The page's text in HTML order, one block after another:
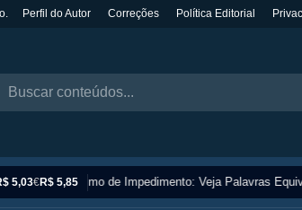
Perfil do Autor Correções Política Editorial
5,03€R$ 5,85
Sinônimo de Impedimento: Veja Palavras